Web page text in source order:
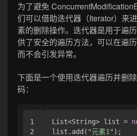
为了避免
们可以借助迭代器（Iterator）来
素的删除操作。迭代器是用于遍
供了安全的遍历方法，可以在遍
而不会引发异常。
下面是一个使用迭代器遍历并删
码：
1
2
List<String> list =
list.add( "元素1" );